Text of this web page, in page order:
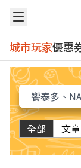
城市玩家優惠
全部 文章